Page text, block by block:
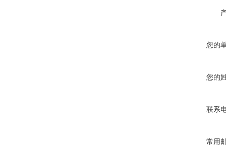
您的
您的
联系
常用